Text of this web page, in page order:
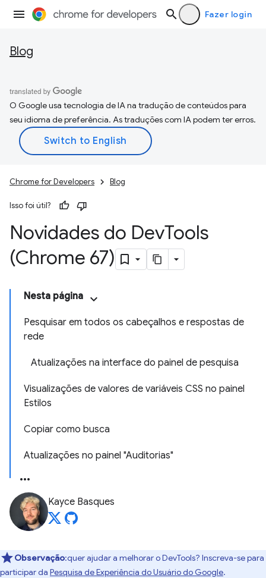
Fazer login
Blog
O Google usa tecnologia de IA na tradução de conteúdos para
seu idioma de preferência. As traduções com IA podem ter erros.
Chrome for Developers Blog
Isso foi útil?
Novidades do DevTools
(Chrome 67)
Nesta página
Pesquisar em todos os cabeçalhos e respostas de
rede
Atualizações na interface do painel de pesquisa
Visualizações de valores de variáveis CSS no painel
Estilos
Copiar como busca
Atualizações no painel "Auditorias"
Kayce Basques
Observação:quer ajudar a melhorar o DevTools? Inscreva-se para
participar da Pesquisa de Experiência do Usuário do Google.